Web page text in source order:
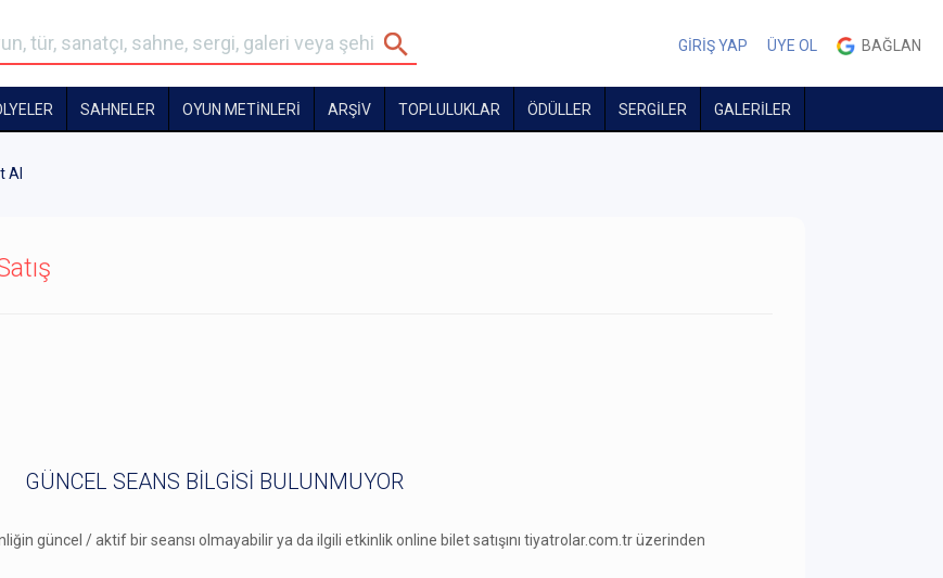
GİRİŞ YAP ÜYE OL BAĞLAN
SAHNELER OYUN METİNLERİ ARŞİV TOPLULUKLAR ÖDÜLLER SERGİLER GALERİLER
Al
GÜNCEL SEANS BİLGİSİ BULUNMUYOR
güncel / aktif bir seansı olmayabilir ya da ilgili etkinlik online bilet satışını tiyatrolar.com.tr üzerinden